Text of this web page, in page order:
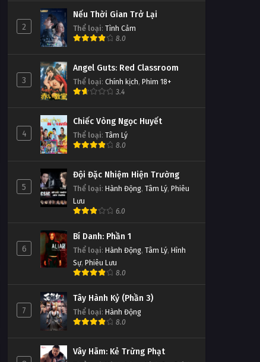
2
Nếu Thời Gian Trở Lại
Thể loại: Tình Cảm
8.0
3
Angel Guts: Red Classroom
Thể loại: Chính kịch, Phim 18+
3.4
4
Chiếc Vòng Ngọc Huyết
Thể loại: Tâm Lý
8.0
5
Đội Đặc Nhiệm Hiện Trường
Thể loại: Hành Động, Tâm Lý, Phiêu
Lưu
6.0
6
Bí Danh: Phần 1
Thể loại: Hành Động, Tâm Lý, Hình
Sự, Phiêu Lưu
8.0
7
Tây Hành Kỷ (Phần 3)
Thể loại: Hành Động
8.0
Vây Hãm: Kẻ Trừng Phạt